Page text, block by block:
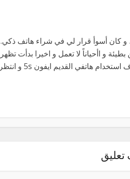
كان أسوأ قرار لي في شراء هاتف ذكي.
و اأحياناً لا تعمل و اخيرا بدأت تظهر
مشاكل في الشاشة و تظهر خطوط. تركت الهاتف و سوف استخدام هاتفي القديم ايفون 5s و انتظر